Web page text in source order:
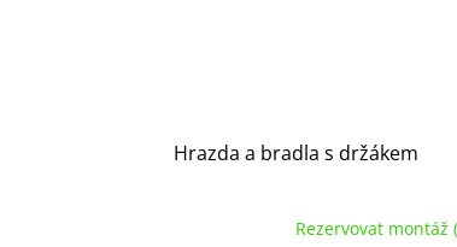
Hrazda a bradla s držákem
Rezervovat montáž